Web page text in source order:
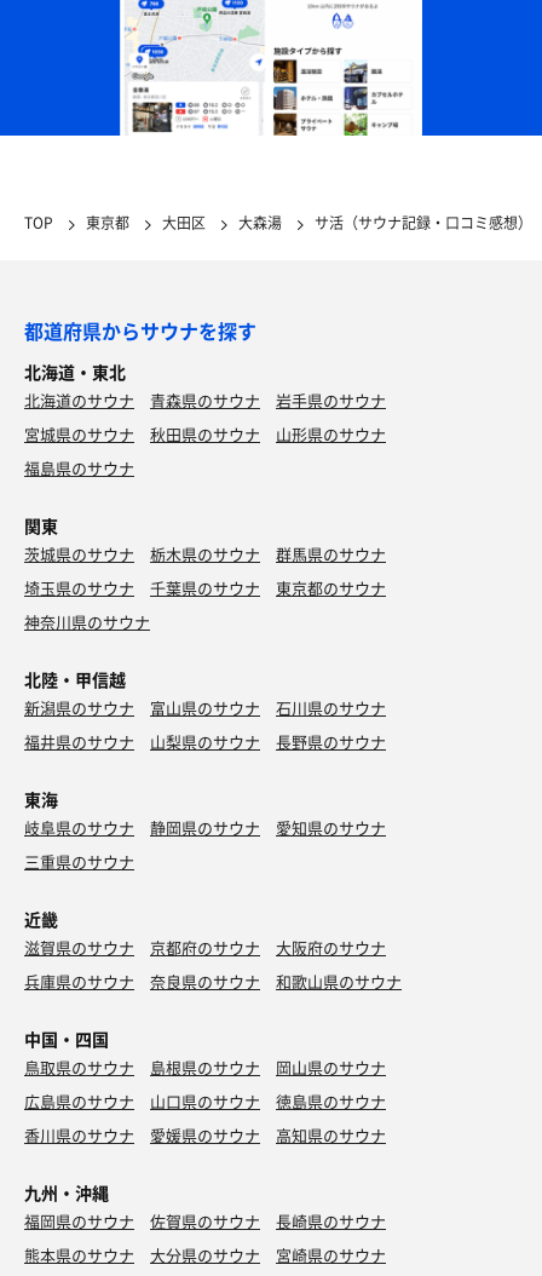
TOP 東京都 大田区 大森湯 サ活（サウナ記録・口コミ感想）
都道府県からサウナを探す
北海道・東北
北海道のサウナ 青森県のサウナ
岩手県のサウナ
宮城県のサウナ
秋田県のサウナ
山形県のサウナ
福島県のサウナ
関東
茨城県のサウナ 栃木県のサウナ
群馬県のサウナ
埼玉県のサウナ
千葉県のサウナ
東京都のサウナ
神奈川県のサウナ
北陸・甲信越
新潟県のサウナ 富山県のサウナ
石川県のサウナ
福井県のサウナ
山梨県のサウナ 長野県のサウナ
東海
岐阜県のサウナ 静岡県のサウナ
愛知県のサウナ
三重県のサウナ
近畿
滋賀県のサウナ 京都府のサウナ
大阪府のサウナ
兵庫県のサウナ
奈良県のサウナ 和歌山県のサウナ
中国・四国
鳥取県のサウナ 島根県のサウナ
岡山県のサウナ
広島県のサウナ
山口県のサウナ
徳島県のサウナ
香川県のサウナ
愛媛県のサウナ 高知県のサウナ
九州・沖縄
福岡県のサウナ 佐賀県のサウナ
長崎県のサウナ
熊本県のサウナ
大分県のサウナ
宮崎県のサウナ